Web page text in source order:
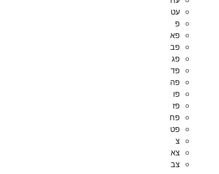
עט
פ
פא
פב
פג
פד
פה
פו
פז
פח
פט
צ
צא
צב